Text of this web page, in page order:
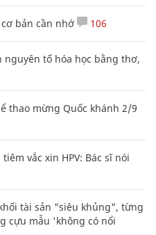
bản cần nhớ 106
nguyên tố hóa học bằng thơ,
thao mừng Quốc khánh 2/9
vắc xin HPV: Bác sĩ nói
tài sản "siêu khủng", từng
cựu mẫu 'không có nổi